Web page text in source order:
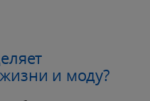
и моду?